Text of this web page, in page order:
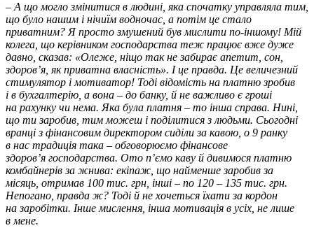
– А що могло змінитися в людині, яка спочатку управляла тим,
що було нашим і нічиїм водночас, а потім це стало
приватним? Я просто змушений був мислити по-іншому! Мій
колега, що керівником господарства теж працює вже дуже
давно, сказав: «Олеже, ніщо так не забирає апетит, сон,
здоров’я, як приватна власність». І це правда. Це величезний
стимулятор і мотиватор! Тоді відомість на платню зробив
і в бухгалтерію, а вона – до банку, й не важливо є гроші
на рахунку чи нема. Яка була платня – то інша справа. Нині,
що ти заробив, тим можеш і поділитися з людьми. Сьогодні
вранці з фінансовим директором сиділи за кавою, о 9 ранку
в нас традиція така – обговорюємо фінансове
здоров’я господарства. Ото п’ємо каву й дивимося платню
комбайнерів за жнива: екіпаж, що найменше заробив за
місяць, отримав 100 тис. грн, інші – по 120 – 135 тис. грн.
Непогано, правда ж? Тоді й не хочеться їхати за кордон
на заробітки. Інше мислення, інша мотивація в усіх, не лише
в мене.